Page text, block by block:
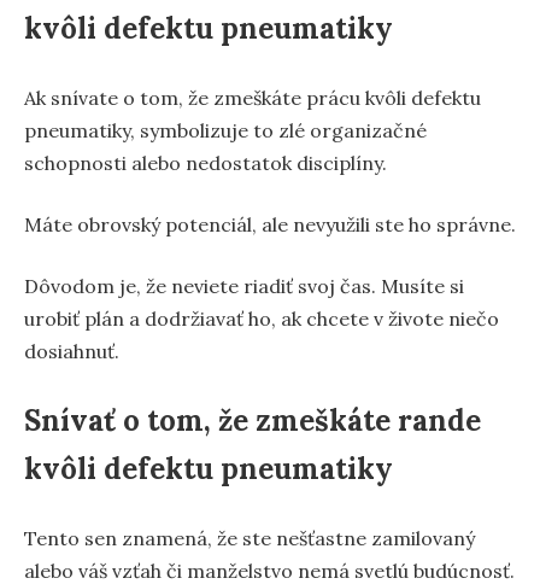
kvôli defektu pneumatiky
Ak snívate o tom, že zmeškáte prácu kvôli defektu
pneumatiky, symbolizuje to zlé organizačné
schopnosti alebo nedostatok disciplíny.
Máte obrovský potenciál, ale nevyužili ste ho správne.
Dôvodom je, že neviete riadiť svoj čas. Musíte si
urobiť plán a dodržiavať ho, ak chcete v živote niečo
dosiahnuť.
Snívať o tom, že zmeškáte rande
kvôli defektu pneumatiky
Tento sen znamená, že ste nešťastne zamilovaný
alebo váš vzťah či manželstvo nemá svetlú budúcnosť.